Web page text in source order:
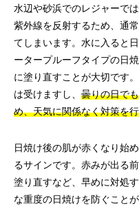
水辺や砂浜でのレジャーで
紫外線を反射するため、通
てしまいます。水に入ると
ータープルーフタイプの日
に塗り直すことが大切です
は受けますし、 曇りの日で
め、天気に関係なく対策を
日焼け後の肌が赤くなり始
るサインです。赤みが出る
塗り直すなど、早めに対処
な重度の日焼けを防ぐことが